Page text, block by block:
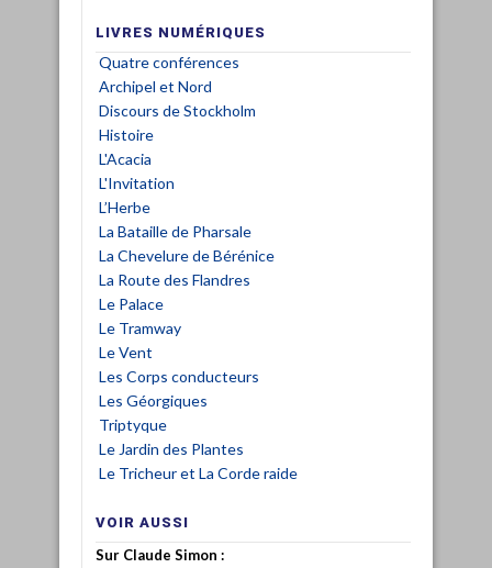
LIVRES NUMÉRIQUES
Quatre conférences
Archipel et Nord
Discours de Stockholm
Histoire
L'Acacia
L'Invitation
L’Herbe
La Bataille de Pharsale
La Chevelure de Bérénice
La Route des Flandres
Le Palace
Le Tramway
Le Vent
Les Corps conducteurs
Les Géorgiques
Triptyque
Le Jardin des Plantes
Le Tricheur et La Corde raide
VOIR AUSSI
Sur Claude Simon :